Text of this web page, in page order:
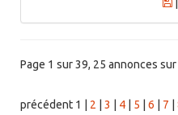
Page 1 sur 39, 25 annonces
précédent 1 2 3 4 5 6 7